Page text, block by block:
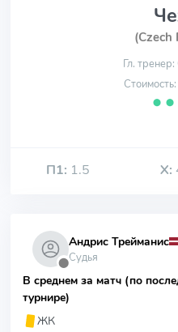
(Czech
Гл.
⬤ ⬤
П1: 1.5 Х:
⬤
Андрис Трейманис
Судья
В среднем за матч (по
турнире)
ЖК